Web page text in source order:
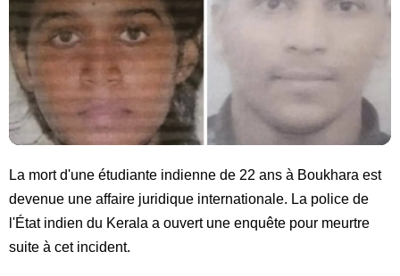
La mort d'une étudiante indienne de 22 ans à Boukhara est
devenue une affaire juridique internationale. La police de
l'État indien du Kerala a ouvert une enquête pour meurtre
suite à cet incident.